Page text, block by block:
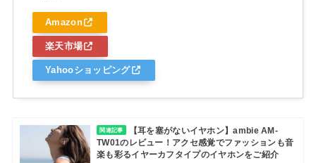
Amazon
楽天市場
Yahooショッピング
関連記事
【耳を塞がないイヤホン】ambie AM-
TW01のレビュー！アクセ感覚でファッションも音
楽も彩るイヤーカフタイプのイヤホンをご紹介